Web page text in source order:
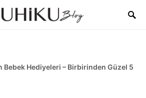
Bebek Hediyeleri – Birbirinden Güzel 5